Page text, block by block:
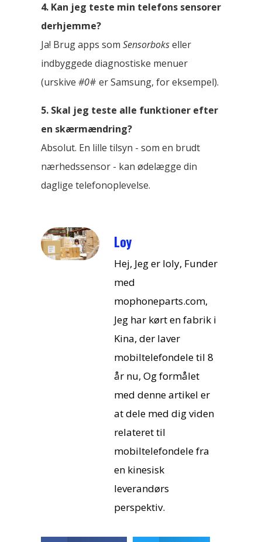
4. Kan jeg teste min telefons sensorer
derhjemme?
Ja! Brug apps som Sensorbokseller
indbyggede diagnostiske menuer
(urskive #0# er Samsung, for eksempel).
5. Skal jeg teste alle funktioner efter
en skærmændring?
Absolut. En lille tilsyn - som en brudt
nærhedssensor - kan ødelægge din
daglige telefonoplevelse.
Loy
Hej, Jeg er loly, Funder
med
mophoneparts.com,
Jeg har kørt en fabrik i
Kina, der laver
mobiltelefondele til 8
år nu, Og formålet
med denne artikel er
at dele med dig viden
relateret til
mobiltelefondele fra
en kinesisk
leverandørs
perspektiv.